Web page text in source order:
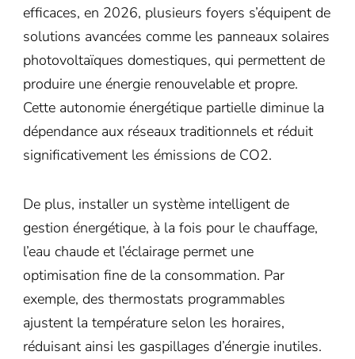
efficaces, en 2026, plusieurs foyers s’équipent de
solutions avancées comme les panneaux solaires
photovoltaïques domestiques, qui permettent de
produire une énergie renouvelable et propre.
Cette autonomie énergétique partielle diminue la
dépendance aux réseaux traditionnels et réduit
significativement les émissions de CO2.
De plus, installer un système intelligent de
gestion énergétique, à la fois pour le chauffage,
l’eau chaude et l’éclairage permet une
optimisation fine de la consommation. Par
exemple, des thermostats programmables
ajustent la température selon les horaires,
réduisant ainsi les gaspillages d’énergie inutiles.